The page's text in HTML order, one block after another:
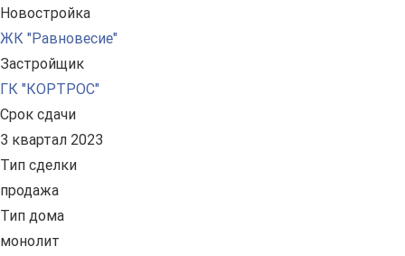
Новостройка
ЖК "Равновесие"
Застройщик
ГК "КОРТРОС"
Срок сдачи
3 квартал 2023
Тип сделки
продажа
Тип дома
монолит